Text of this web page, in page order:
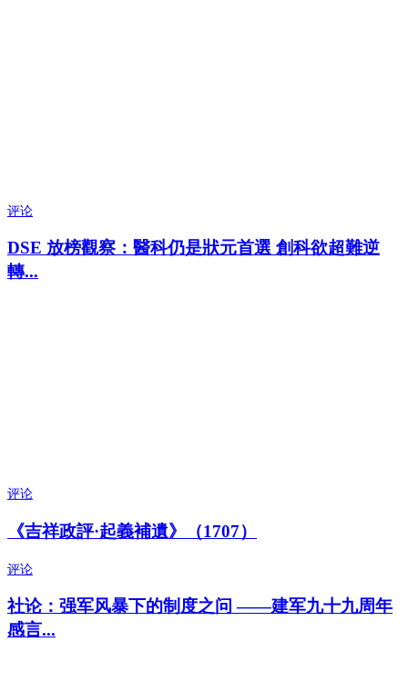
评论
DSE 放榜觀察：醫科仍是狀元首選 創科欲超難逆
轉...
评论
《吉祥政評·起義補遺》（1707）
评论
社论：强军风暴下的制度之问 ——建军九十九周年
感言...